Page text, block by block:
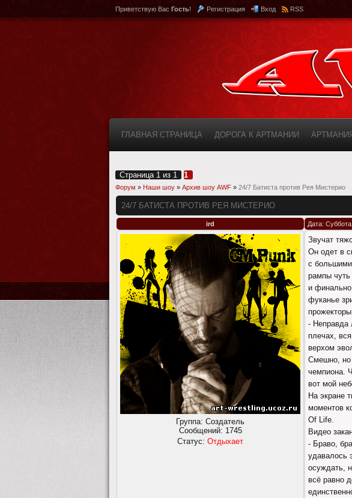
Приветствую Вас Гость! Регистрация Вход RSS
ГЛАВНАЯ СТРАНИЦА ДОРОГА К АРТМАНИИ АРТМАНИЯ
Страница 1 из 1 1
Форум » Наши шоу » Архив шоу AWF » 24/7 Батиста против Рея Мистерио
24/7 БАТИСТА ПРОТИВ РЕЯ МИСТЕРИО
ird Дата:
Группа: Создатель
Сообщений: 1745
Статус: Отдыхает
Звучат
Он одет в
с большими
рампы чуть
и финально
фуканье
- Неправда
плечах,
верхом
Смешно, но
чемпиона.
вот мой
На экране
моментов
Of Life.
Видео
- Браво,
удавалось
осуждать,
всё равно